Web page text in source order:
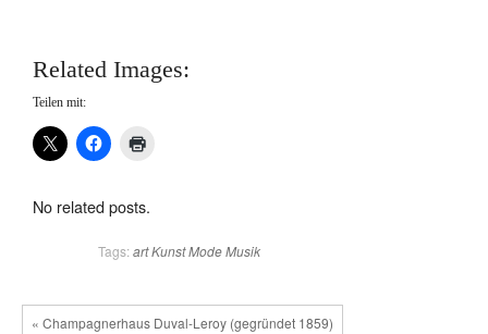
Related Images:
Teilen mit:
No related posts.
Tags: artKunstModeMusik
« Champagnerhaus Duval-Leroy (gegründet 1859)